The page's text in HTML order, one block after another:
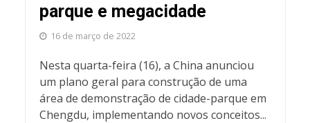
parque e megacidade
16 de março de 2022
Nesta quarta-feira (16), a China anunciou
um plano geral para construção de uma
área de demonstração de cidade-parque em
Chengdu, implementando novos conceitos...